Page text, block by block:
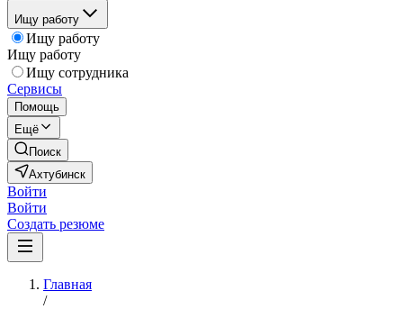
Ищу работу
Ищу работу
Ищу работу
Ищу сотрудника
Сервисы
Помощь
Ещё
Поиск
Ахтубинск
Войти
Войти
Создать резюме
Главная
/